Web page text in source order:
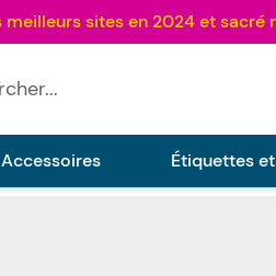
Accessoires Étiquettes